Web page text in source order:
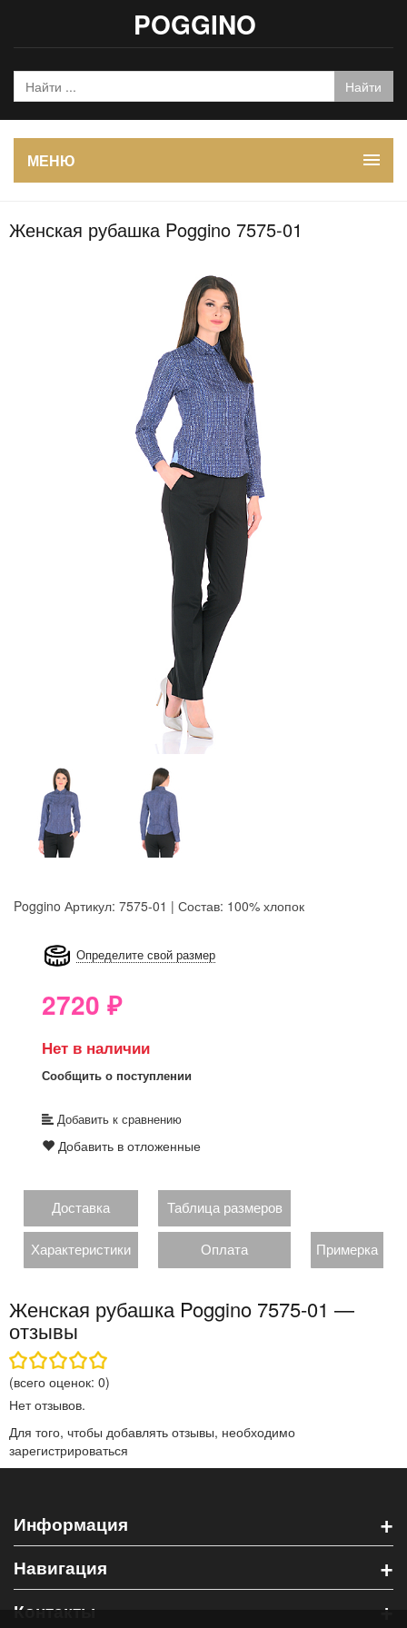
POGGINO
МЕНЮ
Женская рубашка Poggino 7575-01
Poggino Артикул: 7575-01 | Состав: 100% хлопок
Определите свой размер
2720 ₽
Нет в наличии
Сообщить о поступлении
Добавить к сравнению
Добавить в отложенные
Доставка Таблица размеров
Характеристики Оплата Примерка
Женская рубашка Poggino 7575-01 —
отзывы
(всего оценок: 0)
Нет отзывов.
Для того, чтобы добавлять отзывы, необходимо
зарегистрироваться
Информация +
Навигация +
Контакты +